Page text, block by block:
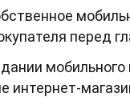
перед
интернет-